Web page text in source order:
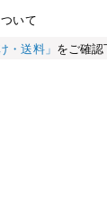
いて
・送料」 をご確